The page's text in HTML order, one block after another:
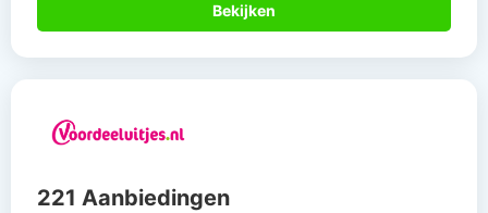
Bekijken
221 Aanbiedingen